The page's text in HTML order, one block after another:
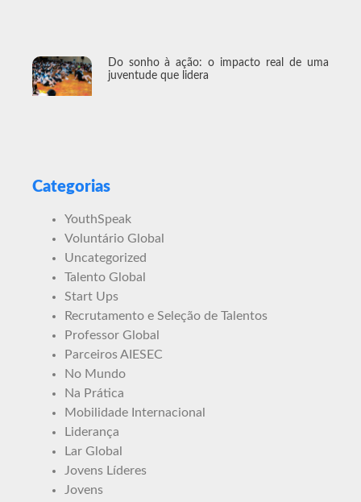
Do sonho à ação: o impacto real de uma
juventude que lidera
Categorias
YouthSpeak
Voluntário Global
Uncategorized
Talento Global
Start Ups
Recrutamento e Seleção de Talentos
Professor Global
Parceiros AIESEC
No Mundo
Na Prática
Mobilidade Internacional
Liderança
Lar Global
Jovens Líderes
Jovens